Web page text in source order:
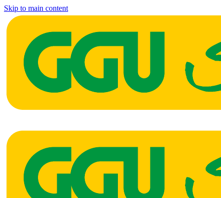
Skip to main content